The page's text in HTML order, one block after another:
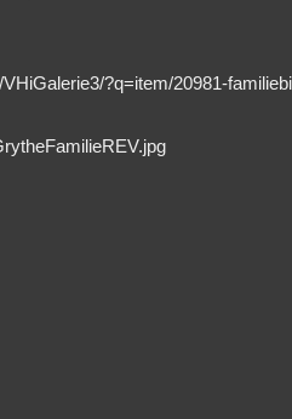
?q=item/20981-